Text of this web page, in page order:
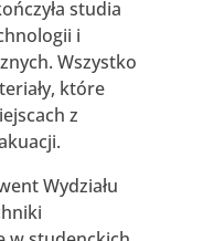
studia
i
Wszystko
które
z
Wydziału